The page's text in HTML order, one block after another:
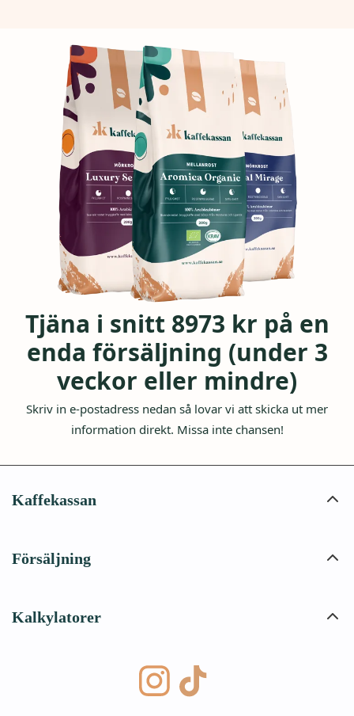
Tjäna i snitt 8973 kr på en
enda försäljning (under 3
veckor eller mindre)
Skriv in e-postadress nedan så lovar vi att skicka ut mer
information direkt. Missa inte chansen!
Kaffekassan
Försäljning
Kalkylatorer